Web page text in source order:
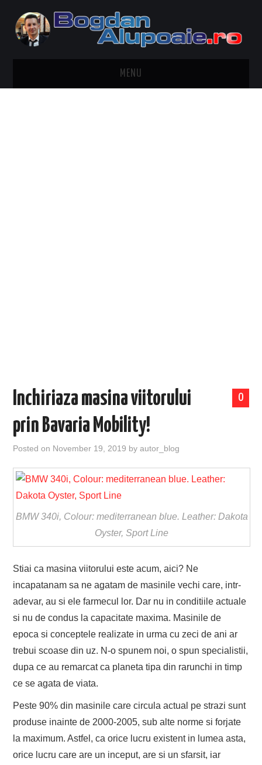
MENU
0
Inchiriaza masina viitorului
prin Bavaria Mobility!
Posted on November 19, 2019 byautor_blog
BMW 340i, Colour: mediterranean blue. Leather: Dakota
Oyster, Sport Line
Stiai ca masina viitorului este acum, aici? Ne
incapatanam sa ne agatam de masinile vechi care, intr-
adevar, au si ele farmecul lor. Dar nu in conditiile actuale
si nu de condus la capacitate maxima. Masinile de
epoca si conceptele realizate in urma cu zeci de ani ar
trebui scoase din uz. N-o spunem noi, o spun specialistii,
dupa ce au remarcat ca planeta tipa din rarunchi in timp
ce se agata de viata.
Peste 90% din masinile care circula actual pe strazi sunt
produse inainte de 2000-2005, sub alte norme si forjate
la maximum. Astfel, ca orice lucru existent in lumea asta,
orice lucru care are un inceput, are si un sfarsit, iar